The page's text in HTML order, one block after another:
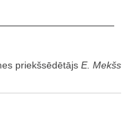
priekšsēdētājs E. Mekšs